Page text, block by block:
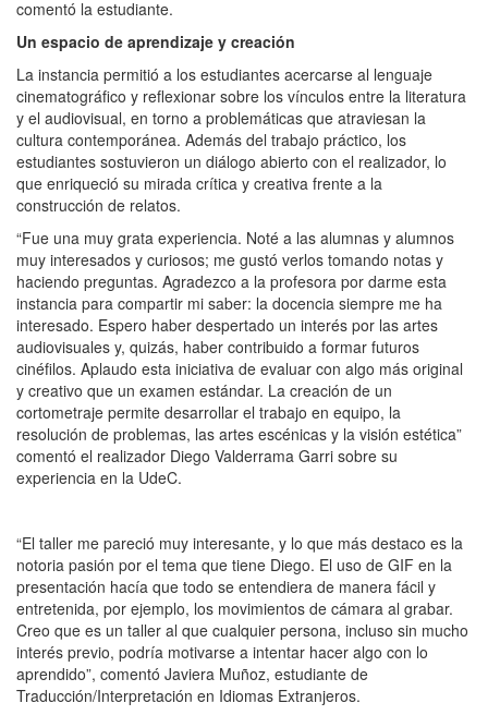
comentó la estudiante.
Un espacio de aprendizaje y creación
La instancia permitió a los estudiantes acercarse al lenguaje
cinematográfico y reflexionar sobre los vínculos entre la literatura
y el audiovisual, en torno a problemáticas que atraviesan la
cultura contemporánea. Además del trabajo práctico, los
estudiantes sostuvieron un diálogo abierto con el realizador, lo
que enriqueció su mirada crítica y creativa frente a la
construcción de relatos.
“Fue una muy grata experiencia. Noté a las alumnas y alumnos
muy interesados y curiosos; me gustó verlos tomando notas y
haciendo preguntas. Agradezco a la profesora por darme esta
instancia para compartir mi saber: la docencia siempre me ha
interesado. Espero haber despertado un interés por las artes
audiovisuales y, quizás, haber contribuido a formar futuros
cinéfilos. Aplaudo esta iniciativa de evaluar con algo más original
y creativo que un examen estándar. La creación de un
cortometraje permite desarrollar el trabajo en equipo, la
resolución de problemas, las artes escénicas y la visión estética”
comentó el realizador Diego Valderrama Garri sobre su
experiencia en la UdeC.
“El taller me pareció muy interesante, y lo que más destaco es la
notoria pasión por el tema que tiene Diego. El uso de GIF en la
presentación hacía que todo se entendiera de manera fácil y
entretenida, por ejemplo, los movimientos de cámara al grabar.
Creo que es un taller al que cualquier persona, incluso sin mucho
interés previo, podría motivarse a intentar hacer algo con lo
aprendido”, comentó Javiera Muñoz, estudiante de
Traducción/Interpretación en Idiomas Extranjeros.